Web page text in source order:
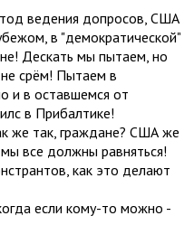
ведения допросов, США
в "демократической"
Дескать мы пытаем, но
срём! Пытаем в
и в оставшемся от
в Прибалтике!
же так, граждане? США же
все должны равняться!
как это делают
если кому-то можно -